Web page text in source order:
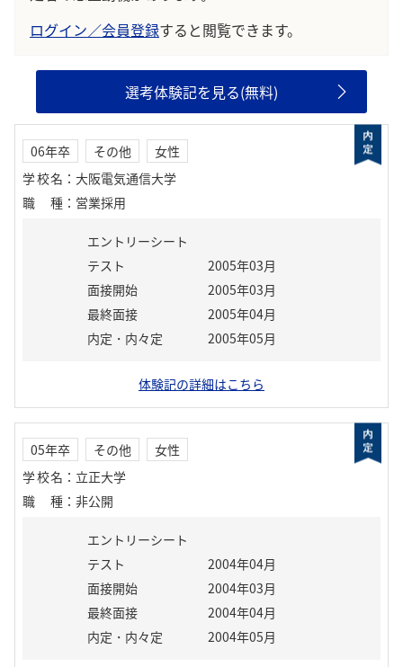
ログイン／会員登録すると閲覧できます。
選考体験記を見る(無料)
06年卒 その他
女性
学校名 ： 大阪電気通信大学
職種 ： 営業採用
エントリーシート
テスト
2005年03月
面接開始
2005年03月
最終面接
2005年04月
内定・内々定
2005年05月
体験記の詳細はこちら
05年卒 その他
女性
学校名 ： 立正大学
職種 ： 非公開
エントリーシート
テスト
2004年04月
面接開始
2004年03月
最終面接
2004年04月
内定・内々定
2004年05月